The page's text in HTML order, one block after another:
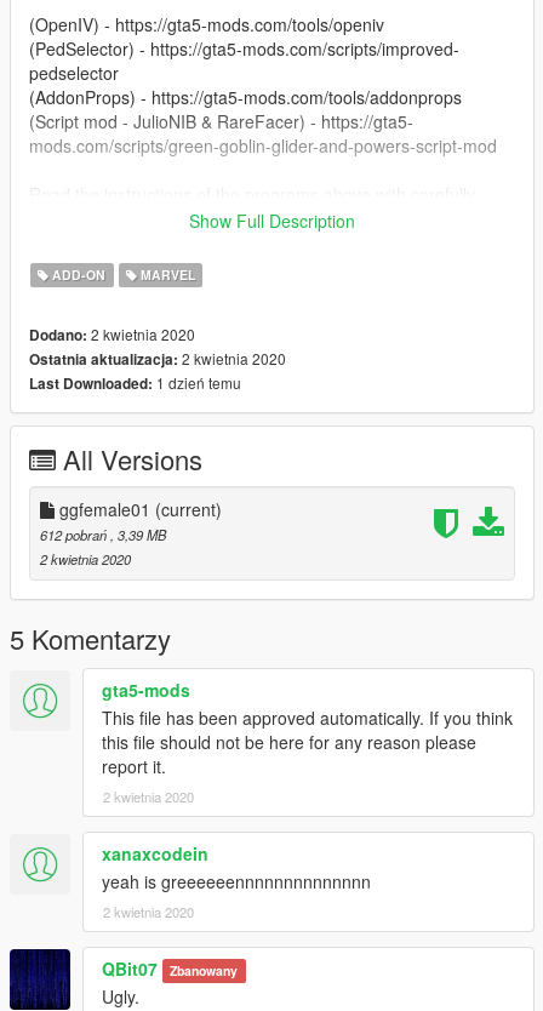
(OpenIV) - https://gta5-mods.com/tools/openiv
(PedSelector) - https://gta5-mods.com/scripts/improved-
pedselector
(AddonProps) - https://gta5-mods.com/tools/addonprops
(Script mod - JulioNIB & RareFacer) - https://gta5-
mods.com/scripts/green-goblin-glider-and-powers-script-mod
Show Full Description
ADD-ON MARVEL
Dodano: 2 kwietnia 2020
Ostatnia aktualizacja: 2 kwietnia 2020
Last Downloaded: 1 dzień temu
All Versions
ggfemale01 (current)
612 pobrań , 3,39 MB
2 kwietnia 2020
5 Komentarzy
gta5-mods
This file has been approved automatically. If you think
this file should not be here for any reason please
report it.
2 kwietnia 2020
xanaxcodein
yeah is greeeeeennnnnnnnnnnnnn
2 kwietnia 2020
QBit07 Zbanowany
Ugly.